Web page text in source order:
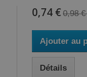
0,74 € 0,98
Ajouter au
Détails